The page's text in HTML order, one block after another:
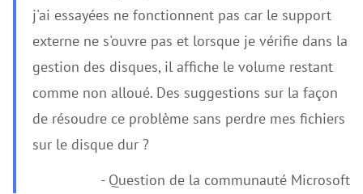
j'ai essayées ne fonctionnent pas car le support
externe ne s'ouvre pas et lorsque je vérifie dans la
gestion des disques, il affiche le volume restant
comme non alloué. Des suggestions sur la façon
de résoudre ce problème sans perdre mes fichiers
sur le disque dur ?
- Question de la communauté Microsoft